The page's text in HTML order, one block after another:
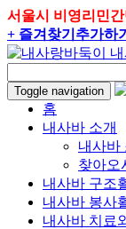
서울시 비영리민
+ 즐겨찾기추가하기
Toggle navigation
홈
내사바 소개
내사바
찾아오
내사바 구조
내사바 봉사
내사바 치료